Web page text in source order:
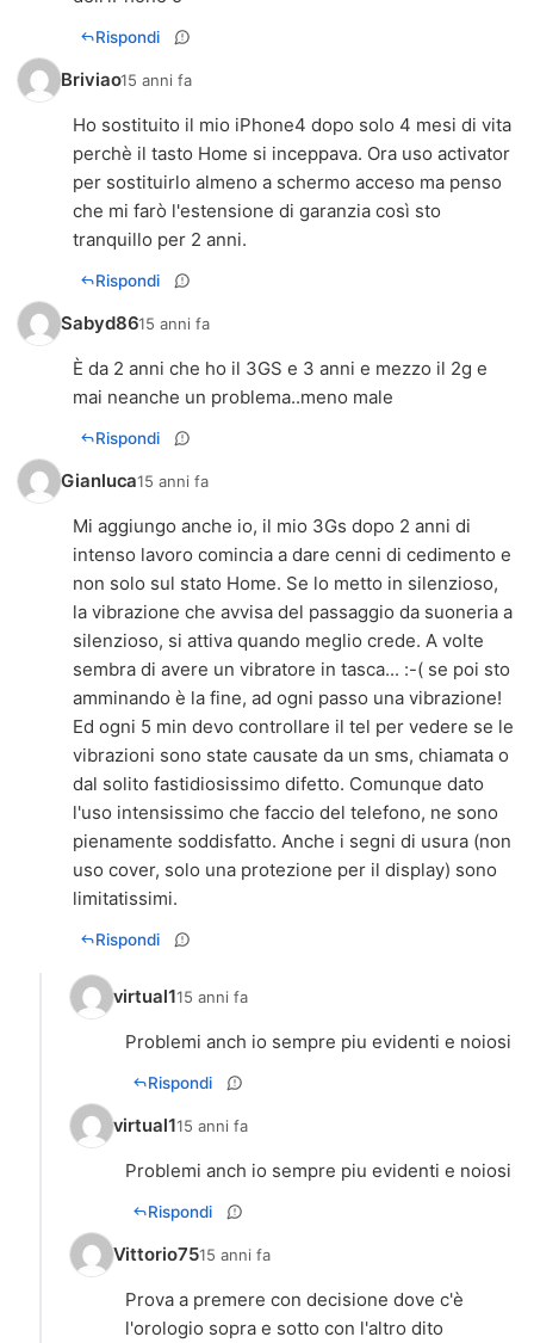
Rispondi
Briviao15 anni fa
Ho sostituito il mio iPhone4 dopo solo 4 mesi di vita
perchè il tasto Home si inceppava. Ora uso activator
per sostituirlo almeno a schermo acceso ma penso
che mi farò l'estensione di garanzia così sto
tranquillo per 2 anni.
Rispondi
Sabyd8615 anni fa
È da 2 anni che ho il 3GS e 3 anni e mezzo il 2g e
mai neanche un problema..meno male
Rispondi
Gianluca15 anni fa
Mi aggiungo anche io, il mio 3Gs dopo 2 anni di
intenso lavoro comincia a dare cenni di cedimento e
non solo sul stato Home. Se lo metto in silenzioso,
la vibrazione che avvisa del passaggio da suoneria a
silenzioso, si attiva quando meglio crede. A volte
sembra di avere un vibratore in tasca... :-( se poi sto
amminando è la fine, ad ogni passo una vibrazione!
Ed ogni 5 min devo controllare il tel per vedere se le
vibrazioni sono state causate da un sms, chiamata o
dal solito fastidiosissimo difetto. Comunque dato
l'uso intensissimo che faccio del telefono, ne sono
pienamente soddisfatto. Anche i segni di usura (non
uso cover, solo una protezione per il display) sono
Rispondi
virtual115 anni fa
Problemi anch io sempre piu evidenti e noiosi
Rispondi
virtual115 anni fa
Problemi anch io sempre piu evidenti e noiosi
Rispondi
Vittorio7515 anni fa
Prova a premere con decisione dove c'è
l'orologio sopra e sotto con l'altro dito